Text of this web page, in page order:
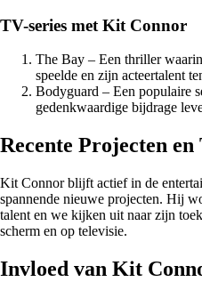
TV-series met Kit Connor
The Bay – Een thriller
speelde en zijn acteertalent
Bodyguard – Een populaire
gedenkwaardige bijdrage
Recente Projecten
Kit Connor blijft actief in de
spannende nieuwe projecten. Hij
talent en we kijken uit naar zijn
scherm en op televisie.
Invloed van Kit